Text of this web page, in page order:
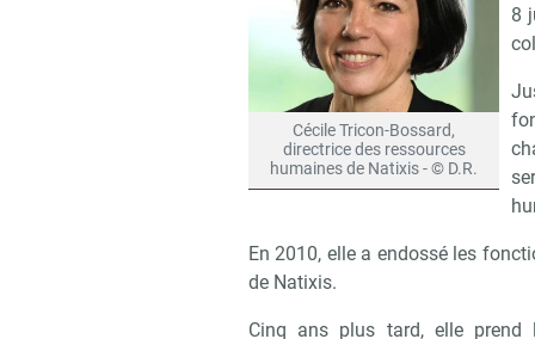
Cécile Tricon-Bossard,
directrice des ressources
humaines de Natixis - © D.R.
8
En 2010, elle a endossé les
de Natixis.
Cinq ans plus tard, elle prend